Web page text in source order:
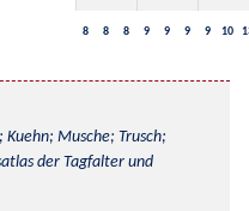
8 8 8 9 9 9 9 10
Musche; Trusch;
der Tagfalter und